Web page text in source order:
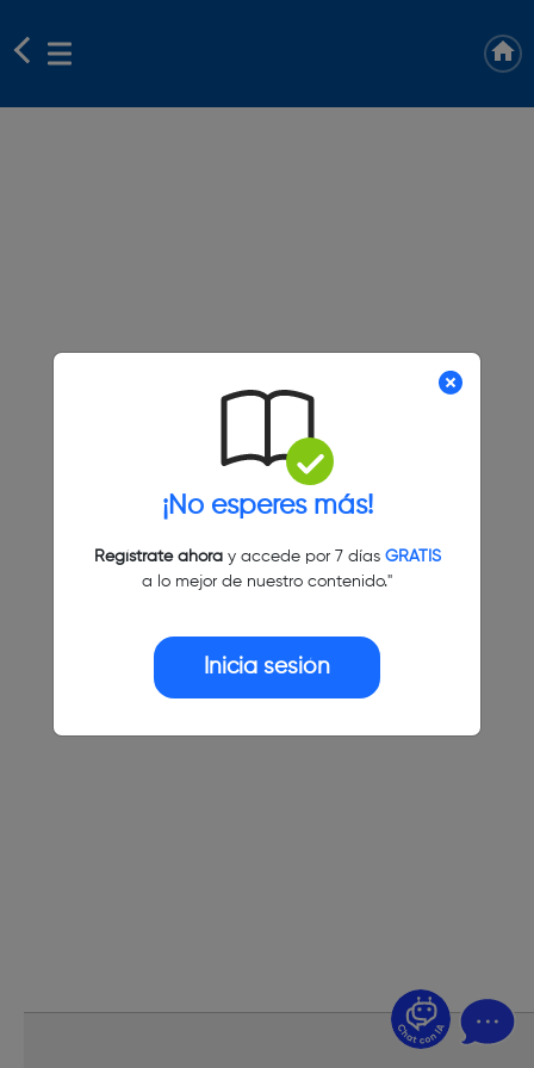
¡No esperes más!
Regístrate ahoray accede por 7 días GRATIS
a lo mejor de nuestro contenido."
Inicia sesión